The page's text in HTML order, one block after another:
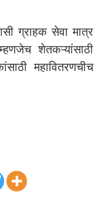
ग्राहक सेवा मात्र
शेतकऱ्यांसाठी
महावितरणचीच